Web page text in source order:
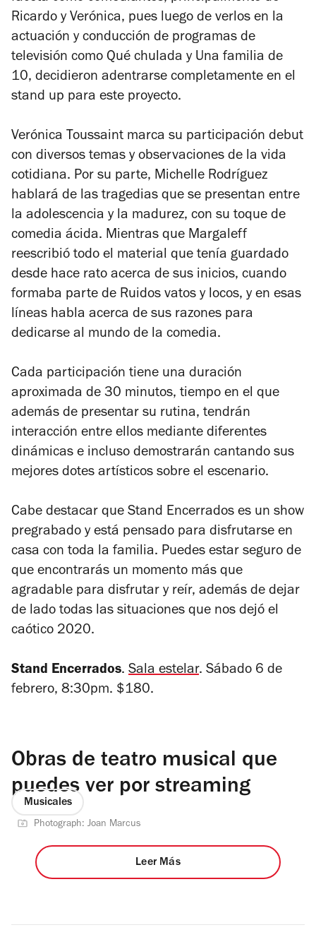
Ricardo y Verónica, pues luego de verlos en la
actuación y conducción de programas de
televisión como Qué chulada y Una familia de
10, decidieron adentrarse completamente en el
stand up para este proyecto.
Verónica Toussaint marca su participación debut
con diversos temas y observaciones de la vida
cotidiana. Por su parte, Michelle Rodríguez
hablará de las tragedias que se presentan entre
la adolescencia y la madurez, con su toque de
comedia ácida. Mientras que Margaleff
reescribió todo el material que tenía guardado
desde hace rato acerca de sus inicios, cuando
formaba parte de Ruidos vatos y locos, y en esas
líneas habla acerca de sus razones para
dedicarse al mundo de la comedia.
Cada participación tiene una duración
aproximada de 30 minutos, tiempo en el que
además de presentar su rutina, tendrán
interacción entre ellos mediante diferentes
dinámicas e incluso demostrarán cantando sus
mejores dotes artísticos sobre el escenario.
Cabe destacar que Stand Encerrados es un show
pregrabado y está pensado para disfrutarse en
casa con toda la familia. Puedes estar seguro de
que encontrarás un momento más que
agradable para disfrutar y reír, además de dejar
de lado todas las situaciones que nos dejó el
caótico 2020.
Stand Encerrados. Sala estelar. Sábado 6 de
febrero, 8:30pm. $180.
Obras de teatro musical que
puedes ver por streaming
Musicales
Photograph: Joan Marcus
Leer Más